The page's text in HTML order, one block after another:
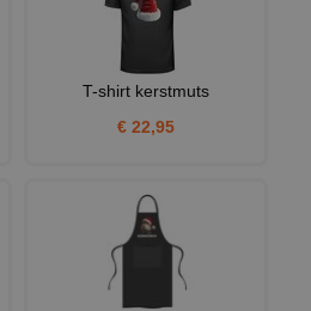
T-shirt kerstmuts
€ 22,95